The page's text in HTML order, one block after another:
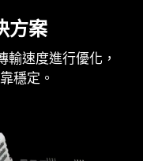
方案
輸速度進行優化，
穩定。
出色的耐用
境。